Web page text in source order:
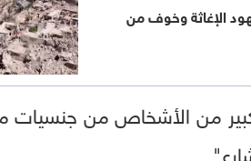
الإغاثة وخوف من
من الأشخاص من جنسيات